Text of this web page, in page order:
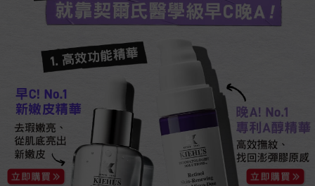
就靠契爾氏醫學級早C晚A !